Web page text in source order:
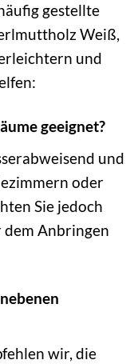
gestellte
Weiß,
und
geeignet?
und
oder
Sie jedoch
dem Anbringen
wir, die